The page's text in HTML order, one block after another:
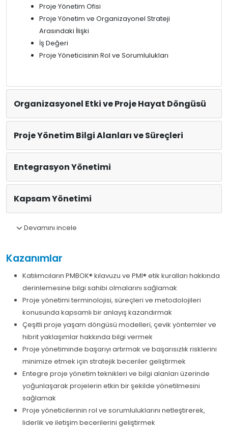
Proje Yönetim Ofisi
Proje Yönetim ve Organizayonel Strateji
Arasındaki İlişki
İş Değeri
Proje Yöneticisinin Rol ve Sorumlulukları
Organizasyonel Etki ve Proje Hayat Döngüsü
Proje Yönetim Bilgi Alanları ve Süreçleri
Entegrasyon Yönetimi
Kapsam Yönetimi
Devamını incele
Kazanımlar
Katılımcıların PMBOK® kılavuzu ve PMI® etik kuralları hakkında
derinlemesine bilgi sahibi olmalarını sağlamak
Proje yönetimi terminolojisi, süreçleri ve metodolojileri
konusunda kapsamlı bir anlayış kazandırmak
Çeşitli proje yaşam döngüsü modelleri, çevik yöntemler ve
hibrit yaklaşımlar hakkında bilgi vermek
Proje yönetiminde başarıyı artırmak ve başarısızlık risklerini
minimize etmek için stratejik beceriler geliştirmek
Entegre proje yönetim teknikleri ve bilgi alanları üzerinde
yoğunlaşarak projelerin etkin bir şekilde yönetilmesini
sağlamak
Proje yöneticilerinin rol ve sorumluluklarını netleştirerek,
liderlik ve iletişim becerilerini geliştirmek